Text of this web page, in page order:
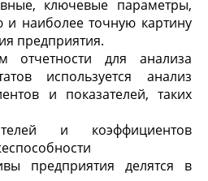
ключевые параметры,
наиболее точную картину
предприятия.
для анализа
используется анализ
и показателей, таких
и коэффициентов
предприятия делятся в